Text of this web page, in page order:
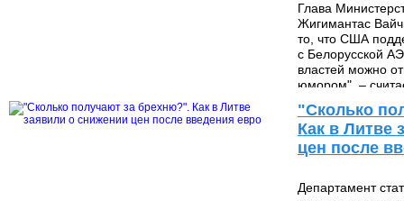
Глава
Жигимантас
то, что США
с Белорусской
властей можно
юмором", –
"Сколько
Как в Литве
цен после
Департамент